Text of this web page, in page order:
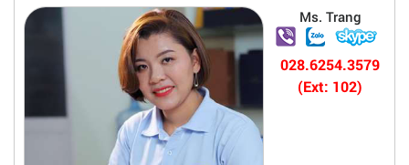
Ms. Trang
028.6254.3579
(Ext: 102)